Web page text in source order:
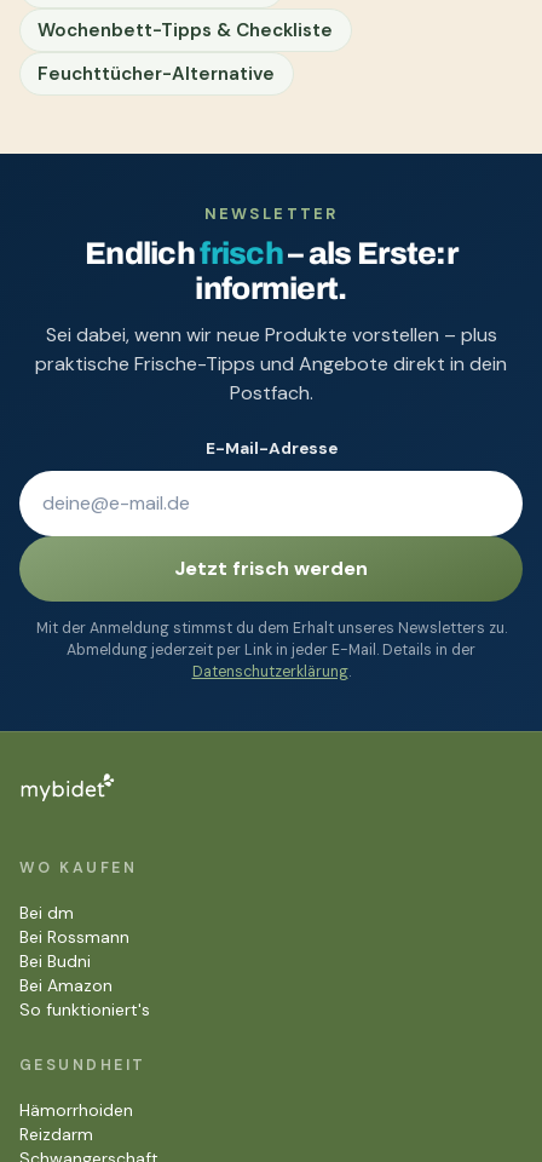
Wochenbett-Tipps & Checkliste
Feuchttücher-Alternative
NEWSLETTER
Endlichfrisch– als Erste:r
informiert.
Sei dabei, wenn wir neue Produkte vorstellen – plus
praktische Frische-Tipps und Angebote direkt in dein
Postfach.
E-Mail-Adresse
Jetzt frisch werden
Mit der Anmeldung stimmst du dem Erhalt unseres Newsletters zu.
Abmeldung jederzeit per Link in jeder E-Mail. Details in der
Datenschutzerklärung.
WO KAUFEN
Bei dm
Bei Rossmann
Bei Budni
Bei Amazon
So funktioniert's
GESUNDHEIT
Hämorrhoiden
Reizdarm